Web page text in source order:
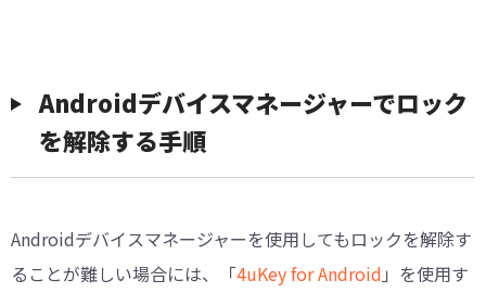
Androidデバイスマネージャーでロック
を解除する手順
Androidデバイスマネージャーを使用してもロックを解除す
ることが難しい場合には、「4uKey for Android 」を使用す